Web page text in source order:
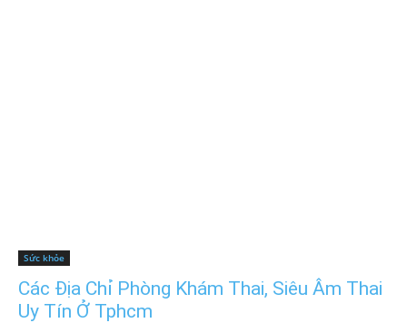
Sức khỏe
Các Địa Chỉ Phòng Khám Thai, Siêu Âm Thai
Uy Tín Ở Tphcm